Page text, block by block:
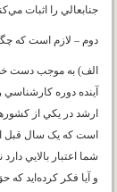
جنابعالي را اثبات
دوم – لازم است که
آينده دوره
ارشد در يکي از
است که يک سال قبل
شما اعتبار بالايي
و آيا فکر کرده‌ايد که